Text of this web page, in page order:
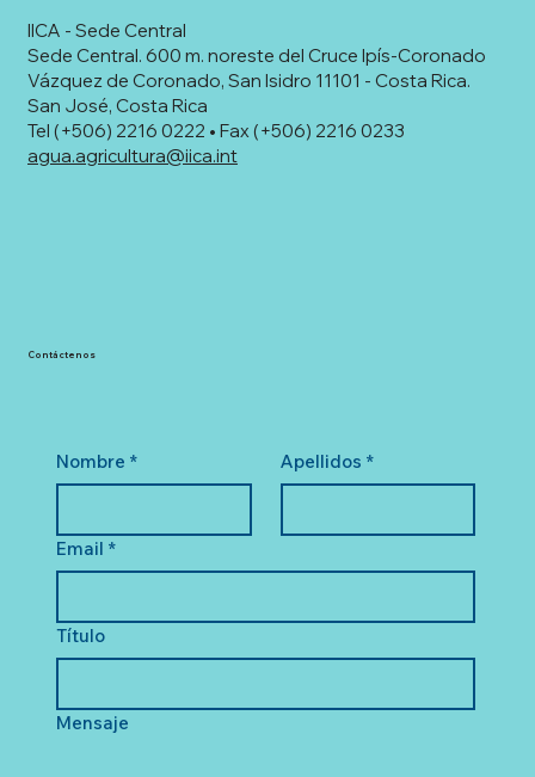
IICA - Sede Central
Sede Central. 600 m. noreste del Cruce Ipís-Coronado
Vázquez de Coronado, San Isidro 11101 - Costa Rica.
San José, Costa Rica
Tel (+506) 2216 0222 • Fax (+506) 2216 0233
agua.agricultura@iica.int
Nombre * Apellidos *
Email *
Título
Mensaje
Contáctenos